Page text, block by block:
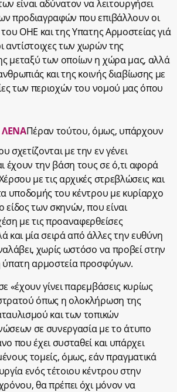
είναι αδύνατον να λειτουργήσει
προδιαγραφών που επιβάλλουν οι
του ΟΗΕ και της Υπατης Αρμοστείας γιά
αντίστοιχες των χωρών της
μεταξύ των οποίων η χώρα μας, αλλά
και της κοινής διαβίωσης με
των περιοχών του νομού μας όπου
Πέραν τούτου, όμως, υπάρχουν
σχετίζονται με την εν γένει
έχουν την βάση τους σε ό,τι αφορά
με τις αρχικές στρεβλώσεις και
υποδομής του κέντρου με κυρίαρχο
των σκηνών, που είναι
με τις προαναφερθείσες
και μία σειρά από άλλες την ευθύνη
χωρίς ωστόσο να προβεί στην
ύπατη αρμοστεία προσφύγων.
«έχουν γίνει παρεμβάσεις κυρίως
όπως η ολοκλήρωση της
και των τοπικών
σε συνεργασία με το άτυπο
που έχει συσταθεί και υπάρχει
τομείς, όμως, εάν πραγματικά
ενός τέτοιου κέντρου στην
θα πρέπει όχι μόνον να